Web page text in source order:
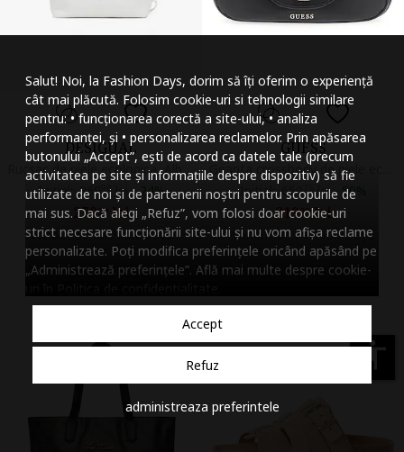
Salut! Noi, la Fashion Days, dorim să îți oferim o experiență
cât mai plăcută. Folosim cookie-uri si tehnologii similare
pentru: • funcționarea corectă a site-ului, • analiza
performanței, și • personalizarea reclamelor. Prin apăsarea
butonului „Accept”, ești de acord ca datele tale (precum
activitatea pe site și informațiile despre dispozitiv) să fie
utilizate de noi și de partenerii noștri pentru scopurile de
mai sus. Dacă alegi „Refuz”, vom folosi doar cookie-uri
strict necesare funcționării site-ului și nu vom afișa reclame
personalizate. Poți modifica preferințele oricând apăsând pe
„Administrează preferințele”. Află mai multe despre cookie-
Accept
Refuz
administreaza preferintele
DESIGUAL
Rucsac de piele ecologica, Alb/Portocaliu dovleac
Initial: 369 99 lei -24%
27999 lei
Vandut de Fashion Days
GUESS
Initial: 650 lei - 50%
31999lei
Vandut de Fashion Days
accessibility
Micsoreaza
Mareste spatierea
Micsoreaza
Mareste inaltimea
Micsoreaza
Inverseaza culorile
Nuante de gri
Cursor mare
Subliniaza link-urile